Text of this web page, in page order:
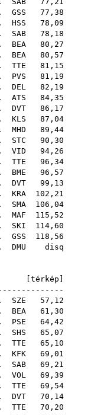
GSS 77,38
. HSS 78,09
. SAB 78,18
. BEA 80,27
. BEA 80,57
. TTE 81,15
PVS 81,19
. DEL 82,19
ATS 84,35
DVT 86,17
. KLS 87,04
. MHD 89,44
STC 90,30
. VID 94,26
. TTE 96,34
BME 96,57
DVT 99,13
. KRA 102,21
. SMA 106,04
MAF 115,52
. SKI 114,60
. GSS 118,56
DMU disq
[ térkép
. SZE 57,12
BEA 61,30
PSE 64,42
SHS 65,07
TTE 65,10
KFK 69,01
. SAB 69,21
VOL 69,39
. TTE 69,54
. DVT 70,14
TTE 70,20